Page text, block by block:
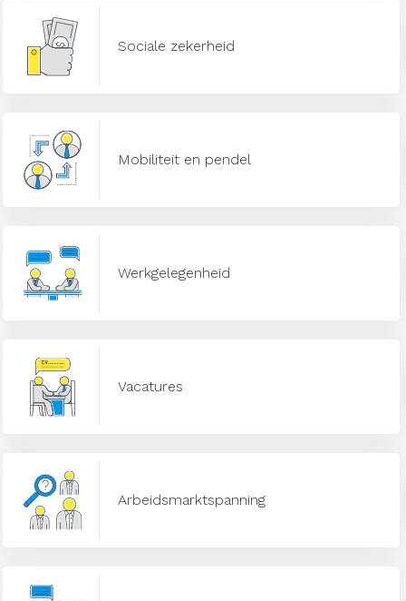
Sociale zekerheid
Mobiliteit en pendel
Werkgelegenheid
Vacatures
Arbeidsmarktspanning